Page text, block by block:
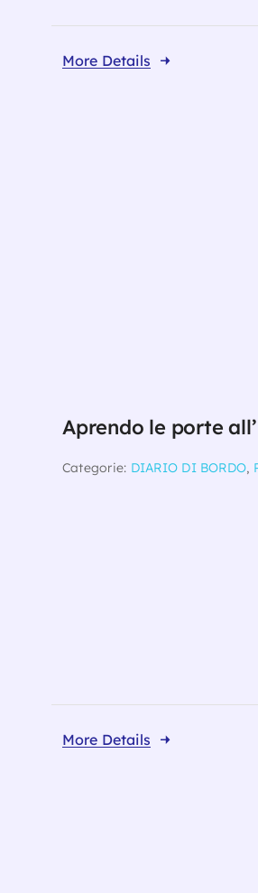
More Details
Aprendo le porte
Categorie: DIARIO DI BORDO,
More Details